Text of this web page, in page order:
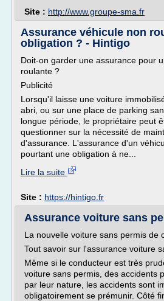
Site : http://www.groupe-sma.fr
Assurance véhicule non
obligation ? - Hintigo
Doit-on garder une assurance pour
roulante ?
Publicité
Lorsqu'il laisse une voiture
abri, ou sur une place de parking
longue période, le propriétaire peut
questionner sur la nécessité de
d'assurance. L'assurance d'un
pourtant une obligation à ne...
Lire la suite
Site : https://hintigo.fr
Assurance voiture sans
La nouvelle voiture sans permis de
Tout savoir sur l'assurance voiture
Même si le conducteur est très
voiture sans permis, des accidents
par leur nature, les accidents sont
obligatoirement se prémunir. Côté